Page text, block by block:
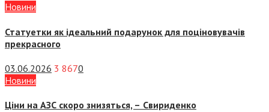
Новини
Статуетки як ідеальний подарунок для поціновувачів
прекрасного
03.06.2026 3 8670
Новини
Ціни на АЗС скоро знизяться, – Свириденко